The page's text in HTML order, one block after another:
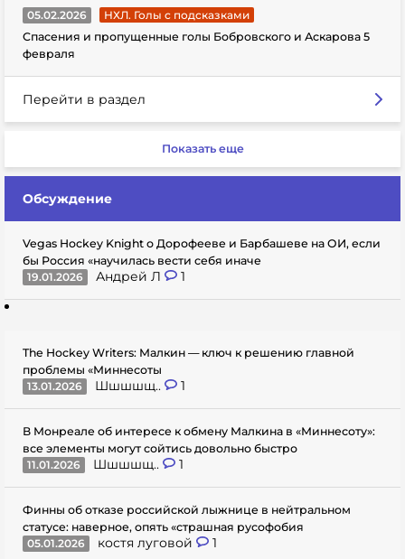
05.02.2026
НХЛ. Голы с подсказками
Спасения и пропущенные голы Бобровского и Аскарова 5
февраля
Перейти в раздел
Показать еще
Обсуждение
Vegas Hockey Knight о Дорофееве и Барбашеве на ОИ, если
бы Россия «научилась вести себя иначе
19.01.2026
Андрей Л 1
The Hockey Writers: Малкин — ключ к решению главной
проблемы «Миннесоты
13.01.2026
Шшшшщ.. 1
В Монреале об интересе к обмену Малкина в «Миннесоту»:
все элементы могут сойтись довольно быстро
11.01.2026
Шшшшщ.. 1
Финны об отказе российской лыжнице в нейтральном
статусе: наверное, опять «страшная русофобия
05.01.2026
костя луговой 1